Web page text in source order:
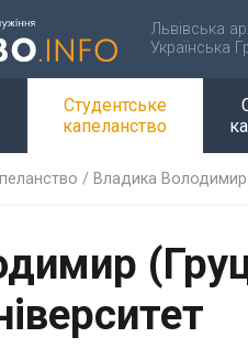
Львівська
Українська
Студентське
капеланство
/ Владика Володимир